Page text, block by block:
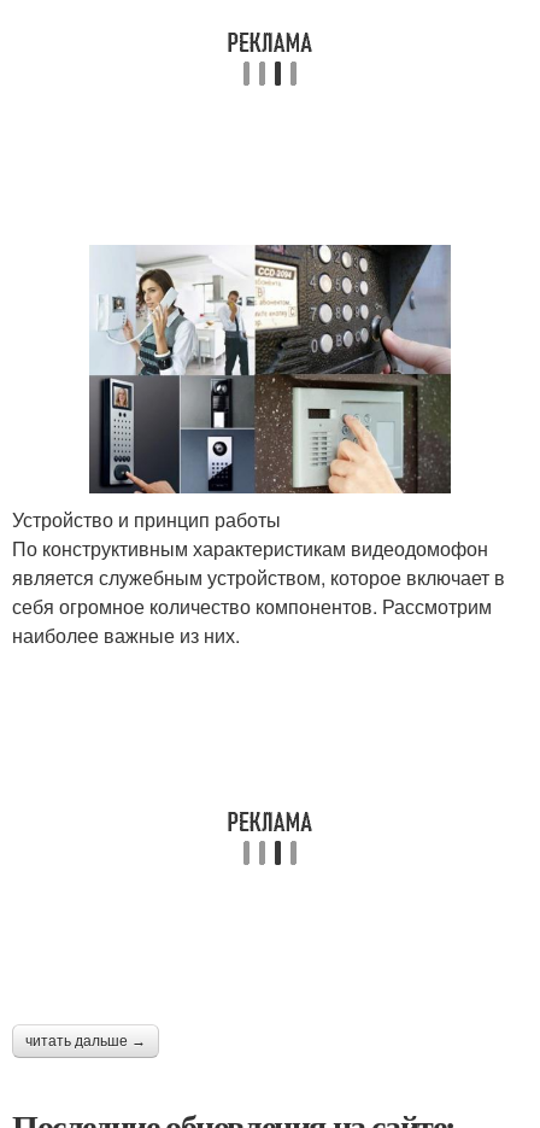
Устройство и принцип работы
По конструктивным характеристикам видеодомофон
является служебным устройством, которое включает в
себя огромное количество компонентов. Рассмотрим
наиболее важные из них.
читать дальше →